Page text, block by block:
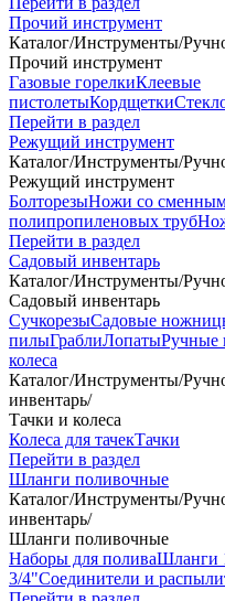
Прочий инструмент
Каталог/Инструменты/
Прочий инструмент
Газовые горелкиКлеевые
пистолетыКордщетки
Перейти в раздел
Режущий инструмент
Каталог/Инструменты/
Режущий инструмент
БолторезыНожи со
полипропиленовых труб
Перейти в раздел
Садовый инвентарь
Каталог/Инструменты/
Садовый инвентарь
СучкорезыСадовые
пилыГраблиЛопатыРучные
колеса
Каталог/Инструменты/
инвентарь/
Тачки и колеса
Колеса для тачекТачки
Перейти в раздел
Шланги поливочные
Каталог/Инструменты/
инвентарь/
Шланги поливочные
Наборы для поливаШланги
3/4"Соединители и